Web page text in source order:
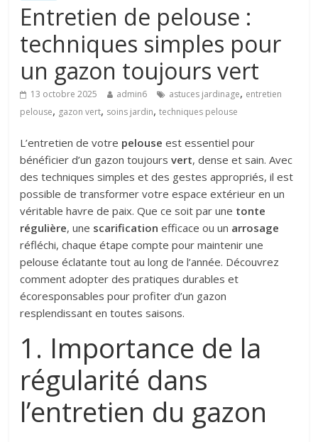
Entretien de pelouse :
techniques simples pour
un gazon toujours vert
13 octobre 2025 admin6 astuces jardinage, entretien
pelouse, gazon vert, soins jardin,techniques pelouse
L’entretien de votre pelouse est essentiel pour
bénéficier d’un gazon toujoursvert, dense et sain. Avec
des techniques simples et des gestes appropriés, il est
possible de transformer votre espace extérieur en un
véritable havre de paix. Que ce soit par une tonte
régulière, une scarification efficace ou un arrosage
réfléchi, chaque étape compte pour maintenir une
pelouse éclatante tout au long de l’année. Découvrez
comment adopter des pratiques durables et
écoresponsables pour profiter d’un gazon
resplendissant en toutes saisons.
1. Importance de la
régularité dans
l’entretien du gazon